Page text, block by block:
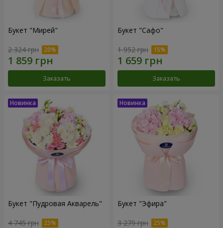
Букет "Мирей"
2 324 грн
Заказать
Букет "Сафо"
1 952 грн
Заказать
Букет "Пудровая Акварель"
4 745 грн
Букет "Эфира"
3 279 грн